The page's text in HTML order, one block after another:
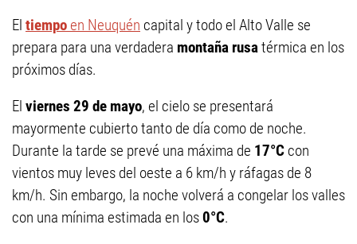
El tiempo en Neuquén capital y todo el Alto Valle se
prepara para una verdadera montaña rusatérmica en los
próximos días.
El viernes 29 de mayo, el cielo se presentará
mayormente cubierto tanto de día como de noche.
Durante la tarde se prevé una máxima de 17°C con
vientos muy leves del oeste a 6 km/h y ráfagas de 8
km/h. Sin embargo, la noche volverá a congelar los valles
con una mínima estimada en los0°C.